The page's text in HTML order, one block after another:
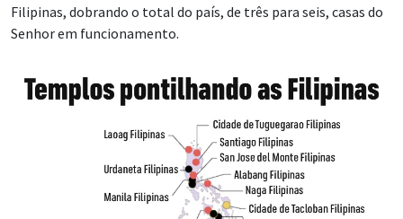
Filipinas, dobrando o total do país, de três para seis, casas do
Senhor em funcionamento.